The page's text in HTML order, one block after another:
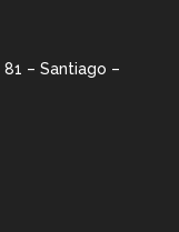
81 – Santiago –